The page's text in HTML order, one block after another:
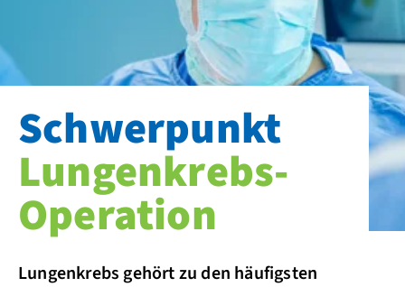
Schwerpunkt
Lungenkrebs-
Operation
Lungenkrebs gehört zu den häufigsten